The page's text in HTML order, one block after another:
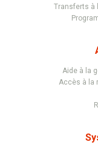
Transferts à
Aide à la
Accès à la